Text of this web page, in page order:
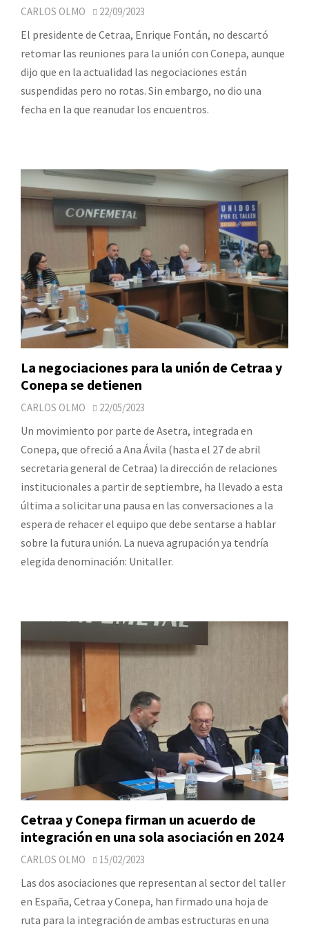
CARLOS OLMO 22/09/2023
El presidente de Cetraa, Enrique Fontán, no descartó
retomar las reuniones para la unión con Conepa, aunque
dijo que en la actualidad las negociaciones están
suspendidas pero no rotas. Sin embargo, no dio una
fecha en la que reanudar los encuentros.
La negociaciones para la unión de Cetraa y
Conepa se detienen
CARLOS OLMO 22/05/2023
Un movimiento por parte de Asetra, integrada en
Conepa, que ofreció a Ana Ávila (hasta el 27 de abril
secretaria general de Cetraa) la dirección de relaciones
institucionales a partir de septiembre, ha llevado a esta
última a solicitar una pausa en las conversaciones a la
espera de rehacer el equipo que debe sentarse a hablar
sobre la futura unión. La nueva agrupación ya tendría
elegida denominación: Unitaller.
Cetraa y Conepa firman un acuerdo de
integración en una sola asociación en 2024
CARLOS OLMO 15/02/2023
Las dos asociaciones que representan al sector del taller
en España, Cetraa y Conepa, han firmado una hoja de
ruta para la integración de ambas estructuras en una